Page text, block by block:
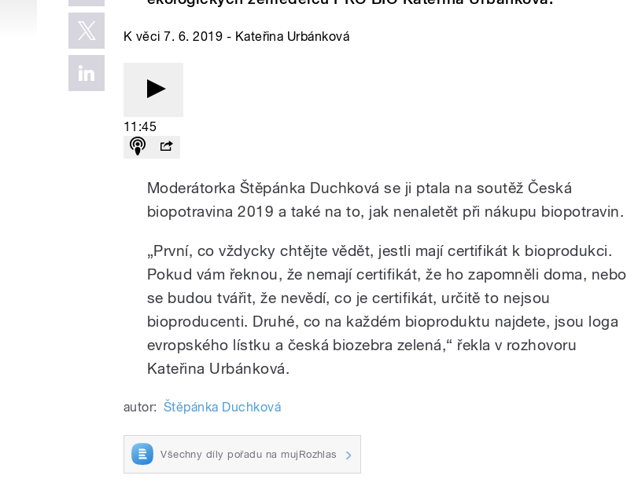
K věci 7. 6. 2019 - Kateřina Urbánková
11:45
Moderátorka Štěpánka Duchková se ji ptala na soutěž Česká
biopotravina 2019 a také na to, jak nenaletět při nákupu biopotravin.
„První, co vždycky chtějte vědět, jestli mají certifikát k bioprodukci.
Pokud vám řeknou, že nemají certifikát, že ho zapomněli doma, nebo
se budou tvářit, že nevědí, co je certifikát, určitě to nejsou
bioproducenti. Druhé, co na každém bioproduktu najdete, jsou loga
evropského lístku a česká biozebra zelená,“ řekla v rozhovoru
Kateřina Urbánková.
autor: Štěpánka Duchková
Všechny díly pořadu na mujRozhlas